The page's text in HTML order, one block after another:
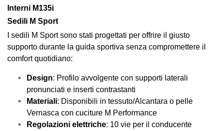
Interni M135i
Sedili M Sport
I sedili M Sport sono stati progettati per offrire il giusto
supporto durante la guida sportiva senza compromettere il
comfort quotidiano:
Design: Profilo avvolgente con supporti laterali
pronunciati e inserti contrastanti
Materiali: Disponibili in tessuto/Alcantara o pelle
Vernasca con cuciture M Performance
Regolazioni elettriche: 10 vie per il conducente